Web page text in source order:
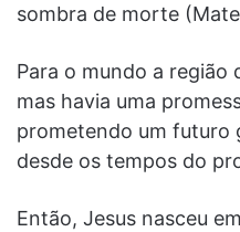
sombra de morte
Para o mundo a região
mas havia uma
prometendo um futuro
desde os tempos do
Então, Jesus nasceu